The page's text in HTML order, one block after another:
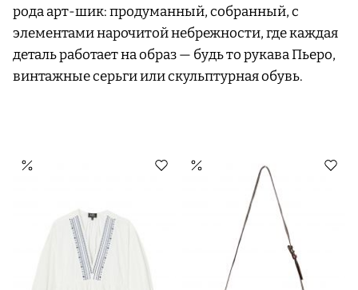
рода арт-шик: продуманный, собранный, с
элементами нарочитой небрежности, где каждая
деталь работает на образ — будь то рукава Пьеро,
винтажные серьги или скульптурная обувь.